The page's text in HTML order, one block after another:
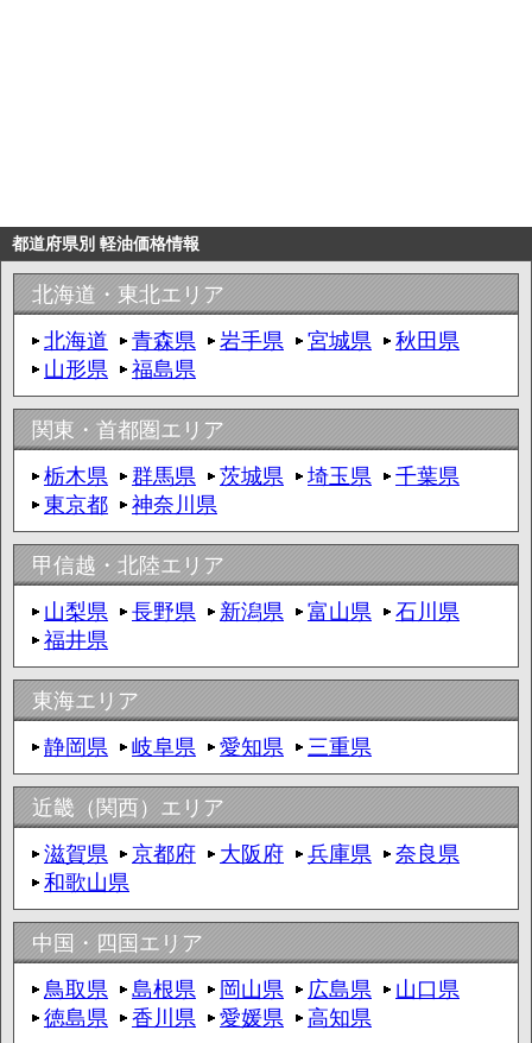
都道府県別 軽油価格情報
北海道・東北エリア
北海道
青森県 岩手県 宮城県
秋田県
山形県
福島県
関東・首都圏エリア
栃木県
群馬県 茨城県 埼玉県
千葉県
東京都
神奈川県
甲信越・北陸エリア
山梨県
長野県 新潟県 富山県
石川県
福井県
東海エリア
静岡県
岐阜県 愛知県 三重県
近畿（関西）エリア
滋賀県
京都府 大阪府 兵庫県
奈良県
和歌山県
中国・四国エリア
鳥取県
島根県 岡山県 広島県
山口県
徳島県
香川県 愛媛県 高知県